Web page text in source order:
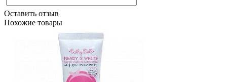
Оставить отзыв
Похожие товары